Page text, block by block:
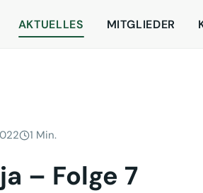
AKTUELLES MITGLIEDER
1 Min.
– Folge 7